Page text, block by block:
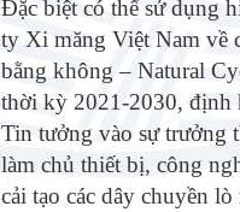
Đặc biệt có thể sử dụng
ty Xi măng Việt Nam về
bằng không – Natural
thời kỳ 2021-2030, định
Tin tưởng vào sự trưởng
làm chủ thiết bị, công
cải tạo các dây chuyền